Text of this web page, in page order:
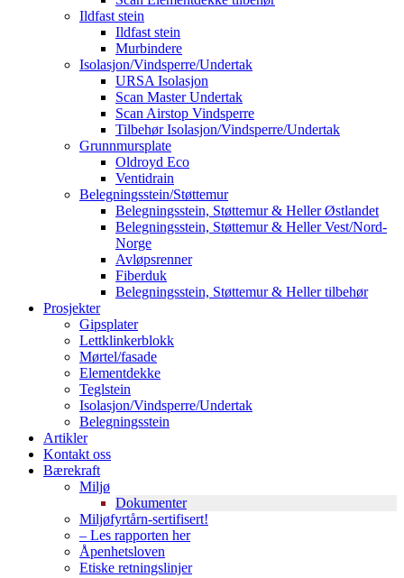
Ildfast stein
Ildfast stein
Murbindere
Isolasjon/Vindsperre/Undertak
URSA Isolasjon
Scan Master Undertak
Scan Airstop Vindsperre
Tilbehør Isolasjon/Vindsperre/Undertak
Grunnmursplate
Oldroyd Eco
Ventidrain
Belegningsstein/Støttemur
Belegningsstein, Støttemur & Heller Østlandet
Belegningsstein, Støttemur & Heller Vest/Nord-
Norge
Avløpsrenner
Fiberduk
Belegningsstein, Støttemur & Heller tilbehør
Prosjekter
Gipsplater
Lettklinkerblokk
Mørtel/fasade
Elementdekke
Teglstein
Isolasjon/Vindsperre/Undertak
Belegningsstein
Artikler
Kontakt oss
Bærekraft
Miljø
Dokumenter
Miljøfyrtårn-sertifisert!
– Les rapporten her
Åpenhetsloven
Etiske retningslinjer